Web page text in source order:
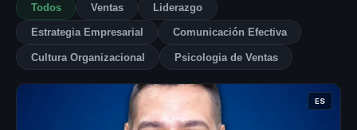
Todos Ventas Liderazgo
Estrategia Empresarial Comunicación Efectiva
Cultura Organizacional Psicologia de Ventas
ES